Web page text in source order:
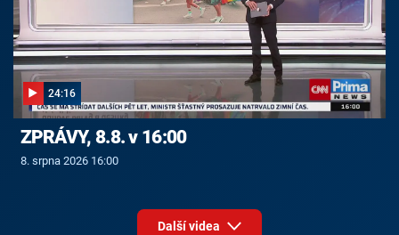
24:16
ZPRÁVY, 8.8. v 16:00
8. srpna 2026 16:00
Další videa